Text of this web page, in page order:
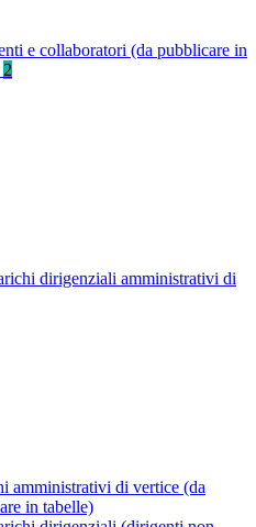
e collaboratori (da pubblicare in
2
dirigenziali amministrativi di
amministrativi di vertice (da
in tabelle)